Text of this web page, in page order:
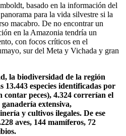
basado en la información del
para la vida silvestre si la
macabro. De no encontrar un
en la Amazonia tendría un
con focos críticos en el
sur del Meta y Vichada y gran
la biodiversidad de la región
especies identificadas por
peces), 4.324 correrían el
extensiva,
y cultivos ilegales. De ese
aves, 144 mamíferos, 72